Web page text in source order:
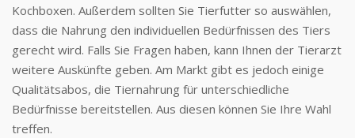
Kochboxen. Außerdem sollten Sie Tierfutter so auswählen,
dass die Nahrung den individuellen Bedürfnissen des Tiers
gerecht wird. Falls Sie Fragen haben, kann Ihnen der Tierarzt
weitere Auskünfte geben. Am Markt gibt es jedoch einige
Qualitätsabos, die Tiernahrung für unterschiedliche
Bedürfnisse bereitstellen. Aus diesen können Sie Ihre Wahl
treffen.